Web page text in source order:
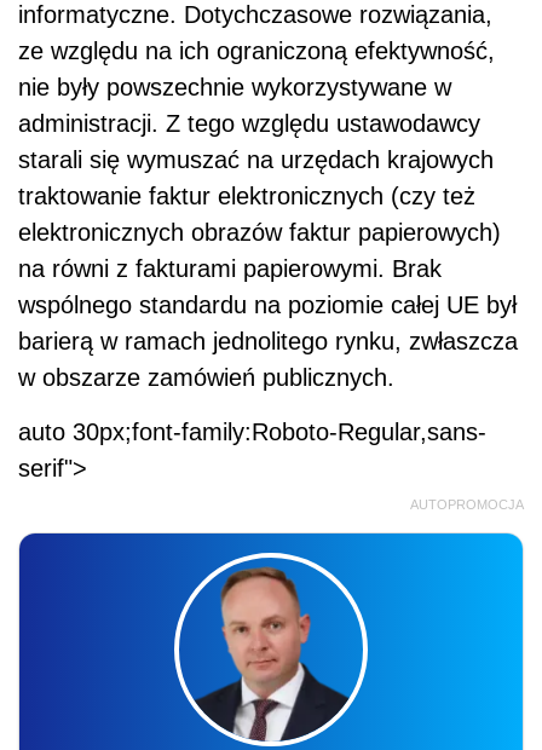
informatyczne. Dotychczasowe rozwiązania,
ze względu na ich ograniczoną efektywność,
nie były powszechnie wykorzystywane w
administracji. Z tego względu ustawodawcy
starali się wymuszać na urzędach krajowych
traktowanie faktur elektronicznych (czy też
elektronicznych obrazów faktur papierowych)
na równi z fakturami papierowymi. Brak
wspólnego standardu na poziomie całej UE był
barierą w ramach jednolitego rynku, zwłaszcza
w obszarze zamówień publicznych.
auto 30px;font-family:Roboto-Regular,sans-
serif">
AUTOPROMOCJA